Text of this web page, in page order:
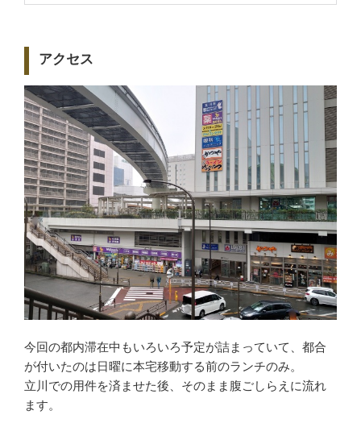
アクセス
今回の都内滞在中もいろいろ予定が詰まっていて、都合
が付いたのは日曜に本宅移動する前のランチのみ。
立川での用件を済ませた後、そのまま腹ごしらえに流れ
ます。